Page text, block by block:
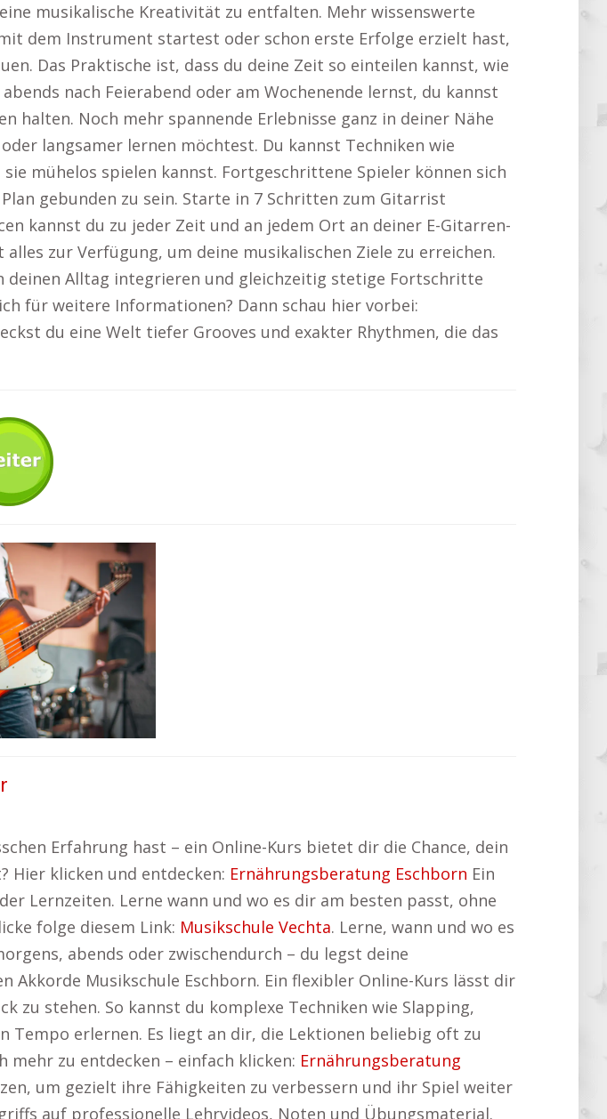
musikalische Kreativität zu entfalten. Mehr wissenswerte
dem Instrument startest oder schon erste Erfolge erzielt hast,
Das Praktische ist, dass du deine Zeit so einteilen kannst, wie
nach Feierabend oder am Wochenende lernst, du kannst
Noch mehr spannende Erlebnisse ganz in deiner Nähe
langsamer lernen möchtest. Du kannst Techniken wie
mühelos spielen kannst. Fortgeschrittene Spieler können sich
gebunden zu sein. Starte in 7 Schritten zum Gitarrist
kannst du zu jeder Zeit und an jedem Ort an deiner E-Gitarren-
zur Verfügung, um deine musikalischen Ziele zu erreichen.
deinen Alltag integrieren und gleichzeitig stetige Fortschritte
für weitere Informationen? Dann schau hier vorbei:
du eine Welt tiefer Grooves und exakter Rhythmen, die das
Erfahrung hast – ein Online-Kurs bietet dir die Chance, dein
Hier klicken und entdecken: Ernährungsberatung Eschborn Ein
Lernzeiten. Lerne wann und wo es dir am besten passt, ohne
folge diesem Link: Musikschule Vechta. Lerne, wann und wo es
abends oder zwischendurch – du legst deine
Akkorde Musikschule Eschborn. Ein flexibler Online-Kurs lässt dir
zu stehen. So kannst du komplexe Techniken wie Slapping,
Tempo erlernen. Es liegt an dir, die Lektionen beliebig oft zu
mehr zu entdecken – einfach klicken: Ernährungsberatung
um gezielt ihre Fähigkeiten zu verbessern und ihr Spiel weiter
auf professionelle Lehrvideos, Noten und Übungsmaterial.